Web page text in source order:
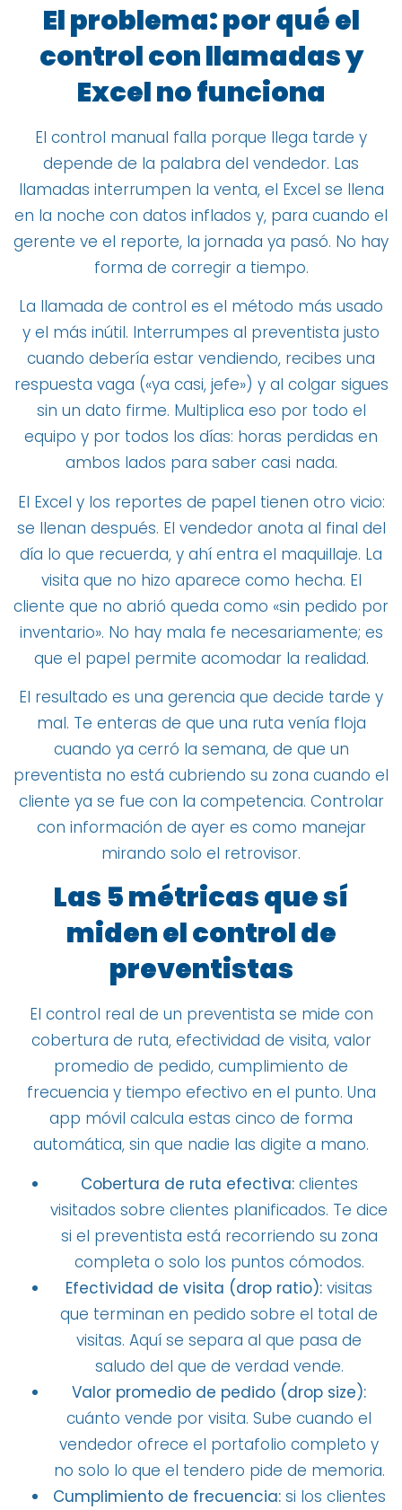
El problema: por qué el
control con llamadas y
Excel no funciona
El control manual falla porque llega tarde y
depende de la palabra del vendedor. Las
llamadas interrumpen la venta, el Excel se llena
en la noche con datos inflados y, para cuando el
gerente ve el reporte, la jornada ya pasó. No hay
forma de corregir a tiempo.
La llamada de control es el método más usado
y el más inútil. Interrumpes al preventista justo
cuando debería estar vendiendo, recibes una
respuesta vaga («ya casi, jefe») y al colgar sigues
sin un dato firme. Multiplica eso por todo el
equipo y por todos los días: horas perdidas en
ambos lados para saber casi nada.
El Excel y los reportes de papel tienen otro vicio:
se llenan después. El vendedor anota al final del
día lo que recuerda, y ahí entra el maquillaje. La
visita que no hizo aparece como hecha. El
cliente que no abrió queda como «sin pedido por
inventario». No hay mala fe necesariamente; es
que el papel permite acomodar la realidad.
El resultado es una gerencia que decide tarde y
mal. Te enteras de que una ruta venía floja
cuando ya cerró la semana, de que un
preventista no está cubriendo su zona cuando el
cliente ya se fue con la competencia. Controlar
con información de ayer es como manejar
mirando solo el retrovisor.
Las 5 métricas que sí
miden el control de
preventistas
El control real de un preventista se mide con
cobertura de ruta, efectividad de visita, valor
promedio de pedido, cumplimiento de
frecuencia y tiempo efectivo en el punto. Una
app móvil calcula estas cinco de forma
automática, sin que nadie las digite a mano.
Cobertura de ruta efectiva:clientes
visitados sobre clientes planificados. Te dice
si el preventista está recorriendo su zona
completa o solo los puntos cómodos.
Efectividad de visita (drop ratio): visitas
que terminan en pedido sobre el total de
visitas. Aquí se separa al que pasa de
saludo del que de verdad vende.
Valor promedio de pedido (drop size):
cuánto vende por visita. Sube cuando el
vendedor ofrece el portafolio completo y
no solo lo que el tendero pide de memoria.
Cumplimiento de frecuencia:si los clientes